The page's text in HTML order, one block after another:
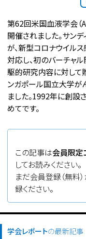
第62回米国血液学会（
開催されました。サン
が、新型コロナウイル
対応し、初のバーチャ
駆的研究内容に対して
ンガポール国立大学
ました。1992年に創
めてです。
この記事は会員限定
してお読みください。
まだ会員登録（無料
録ください。
学会レポートの最新記事